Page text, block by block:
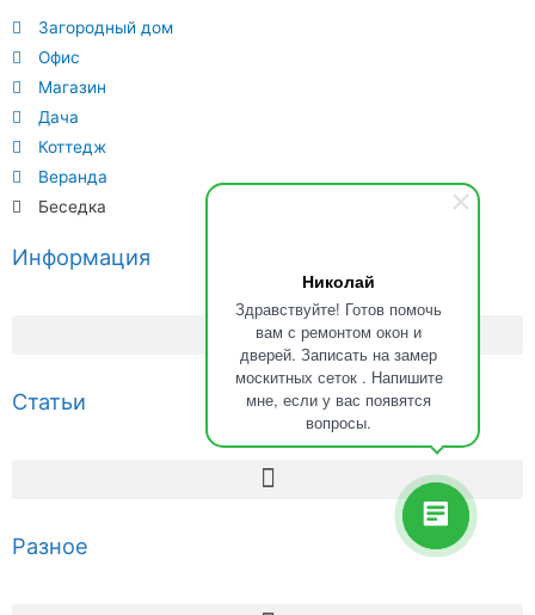
Николай
Здравствуйте! Готов помочь
вам с ремонтом окон и
дверей. Записать на замер
москитных сеток . Напишите
мне, если у вас появятся
вопросы.
Загородный дом
Офис
Магазин
Дача
Коттедж
Веранда
Беседка
Информация
Статьи
Разное